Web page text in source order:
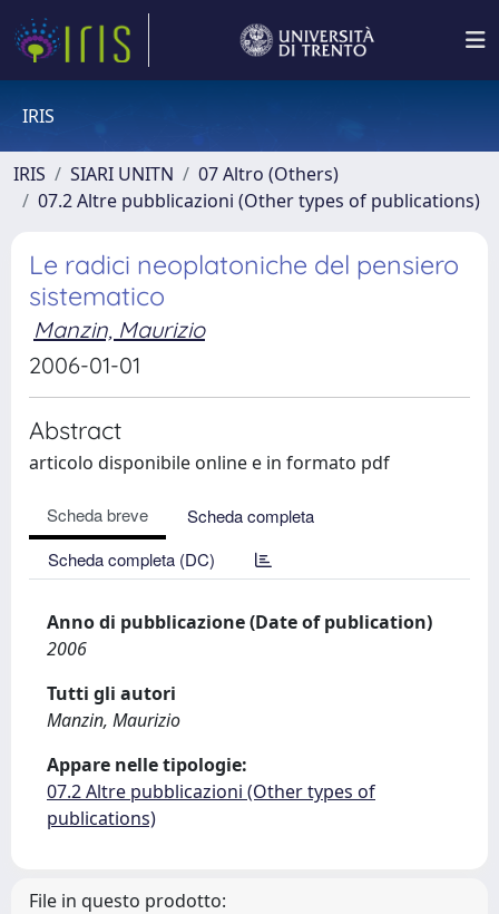
IRIS
IRIS SIARI UNITN
07 Altro (Others)
07.2 Altre pubblicazioni (Other types of publications)
Le radici neoplatoniche del pensiero
sistematico
Manzin, Maurizio
2006-01-01
Abstract
articolo disponibile online e in formato pdf
Scheda breve
Scheda completa
Scheda completa (DC)
Anno di pubblicazione (Date of publication)
2006
Tutti gli autori
Manzin, Maurizio
Appare nelle tipologie:
07.2 Altre pubblicazioni (Other types of
publications)
File in questo prodotto: